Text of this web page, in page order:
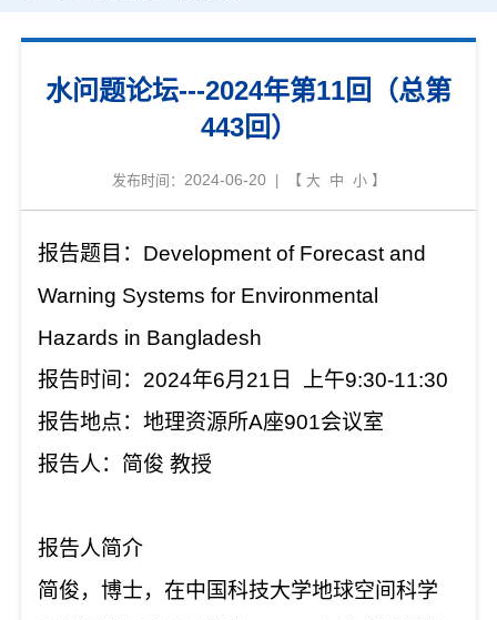
水问题论坛---2024年第11回（总第
443回）
发布时间： 2024-06-20| 【 大 中 小】
报告题目： Development of Forecast and
Warning Systems for Environmental
Hazards in Bangladesh
报告时间： 2024年6月 21 日 上午9:30-11:30
报告地点：地理资源所A座901会议室
报告人：简俊 教授
报告人简介
简俊，博士，在中国科技大学地球空间科学